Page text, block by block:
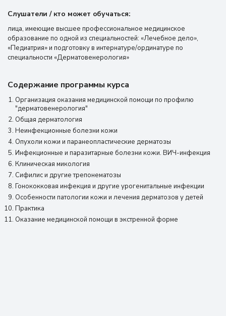
Слушатели / кто может обучаться:
лица, имеющие высшее профессиональное медицинское
образование по одной из специальностей: «Лечебное дело»,
«Педиатрия» и подготовку в интернатуре/ординатуре по
специальности «Дерматовенерология»
Содержание программы курса
Организация оказания медицинской помощи по профилю
"дерматовенерология"
Общая дерматология
Неинфекционные болезни кожи
Опухоли кожи и паранеопластические дерматозы
Инфекционные и паразитарные болезни кожи. ВИЧ-инфекция
Клиническая микология
Сифилис и другие трепонематозы
Гонококковая инфекция и другие урогенитальные инфекции
Особенности патологии кожи и лечения дерматозов у детей
Практика
Оказание медицинской помощи в экстренной форме